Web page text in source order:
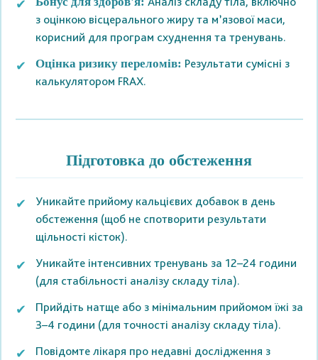
з оцінкою вісцерального жиру та м’язової маси,
корисний для програм схуднення та тренувань.
Оцінка ризику переломів: Результати сумісні з
калькулятором FRAX.
Підготовка до обстеження
Уникайте прийому кальцієвих добавок в день
обстеження (щоб не спотворити результати
щільності кісток).
Уникайте інтенсивних тренувань за 12–24 години
(для стабільності аналізу складу тіла).
Прийдіть натще або з мінімальним прийомом їжі за
3–4 години (для точності аналізу складу тіла).
Повідомте лікаря про недавні дослідження з